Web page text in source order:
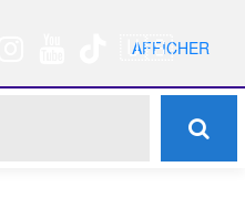
🇺🇸 Nav
AFFICHER